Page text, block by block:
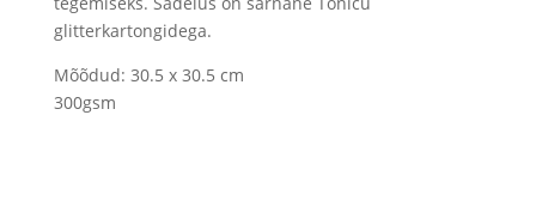
leht
cm
mõõdus)
glitterkartongidega.
Mõõdud: 30.5 x 30.5 cm
300gsm